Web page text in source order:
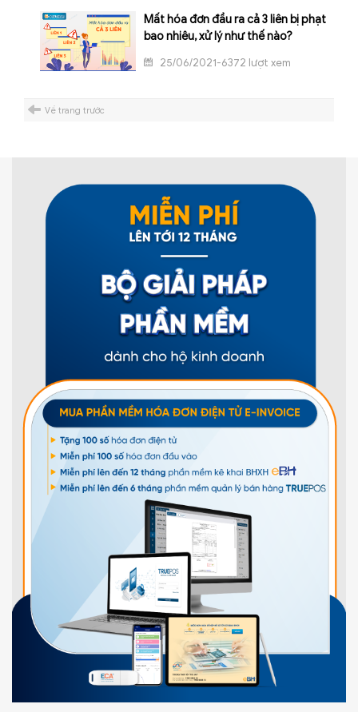
Mất hóa đơn đầu ra cả 3 liên bị phạt
bao nhiêu, xử lý như thế nào?
25/06/2021-6372 lượt xem
Về trang trước